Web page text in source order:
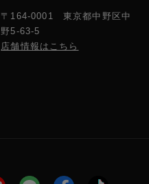
〒164-0001 東京都中野区中
野5-63-5
店舗情報はこちら